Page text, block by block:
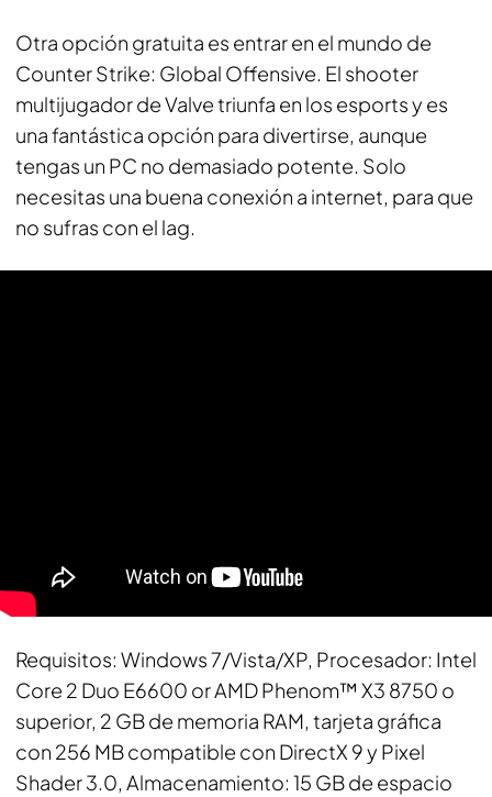
Otra opción gratuita es entrar en el mundo de
Counter Strike: Global Offensive. El shooter
multijugador de Valve triunfa en los esports y es
una fantástica opción para divertirse, aunque
tengas un PC no demasiado potente. Solo
necesitas una buena conexión a internet, para que
no sufras con el lag.
Requisitos: Windows 7/Vista/XP, Procesador: Intel
Core 2 Duo E6600 or AMD Phenom™ X3 8750 o
superior, 2 GB de memoria RAM, tarjeta gráfica
con 256 MB compatible con DirectX 9 y Pixel
Shader 3.0, Almacenamiento: 15 GB de espacio